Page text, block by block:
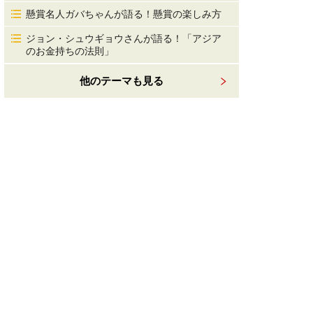
懸賞名人ガバちゃんが語る！懸賞の楽しみ方
ジョン・シュウギョウさんが語る！「アジア
のお金持ちの法則」
他のテーマも見る